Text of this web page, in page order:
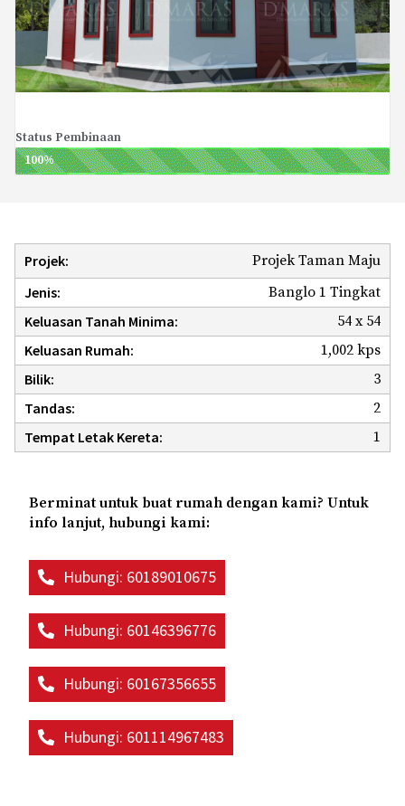
Status Pembinaan
100%
Projek:
Projek Taman Maju
Jenis:
Banglo 1 Tingkat
Keluasan Tanah Minima:
54 x 54
Keluasan Rumah:
1,002 kps
Bilik:
3
Tandas:
2
Tempat Letak Kereta:
1
Berminat untuk buat rumah dengan kami? Untuk
info lanjut, hubungi kami:
Hubungi: 60189010675
Hubungi: 60146396776
Hubungi: 60167356655
Hubungi: 601114967483